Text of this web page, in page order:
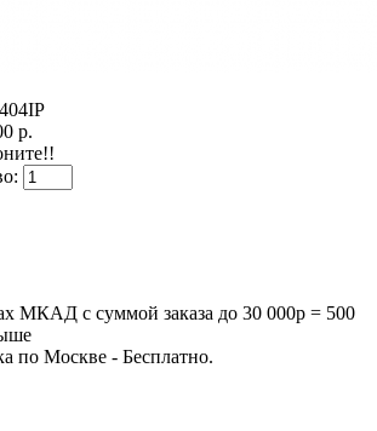
р.
МКАД с суммой заказа до 30 000р = 500
по Москве - Бесплатно.